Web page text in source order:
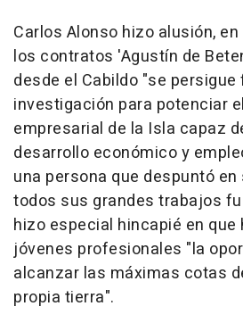
Carlos Alonso hizo alusión,
los contratos 'Agustín de
desde el Cabildo "se
investigación para potenciar
empresarial de la Isla capaz
desarrollo económico y
una persona que despuntó
todos sus grandes trabajos
hizo especial hincapié en
jóvenes profesionales "la
alcanzar las máximas cotas
propia tierra".